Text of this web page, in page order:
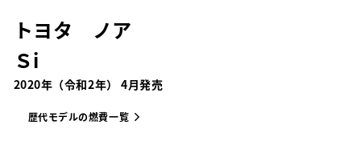
トヨタ ノア
Ｓi
2020年（令和2年） 4月発売
歴代モデルの燃費一覧